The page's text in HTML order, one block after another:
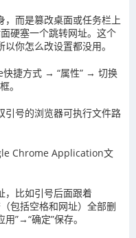
，而是篡改桌面或任务栏上
硬塞一个跳转网址。这个
你怎么改设置都没用。
快捷方式 → “属性” → 切换
。
引号的浏览器可执行文件路
Chrome Application文
比如引号后面跟着
包括空格和网址）全部删
”→“确定”保存。